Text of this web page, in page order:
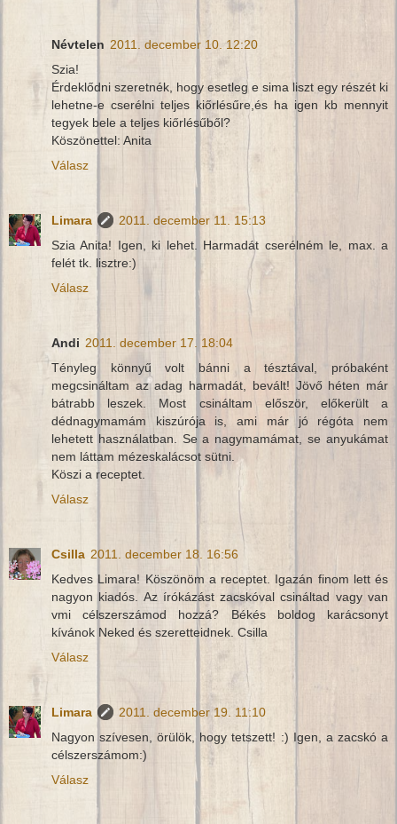
Névtelen 2011. december 10. 12:20
Szia!
Érdeklődni szeretnék, hogy esetleg e sima liszt egy részét ki
lehetne-e cserélni teljes kiőrlésűre,és ha igen kb mennyit
tegyek bele a teljes kiőrlésűből?
Köszönettel: Anita
Válasz
Limara
2011. december 11. 15:13
Szia Anita! Igen, ki lehet. Harmadát cserélném le, max. a
felét tk. lisztre:)
Válasz
Andi 2011. december 17. 18:04
Tényleg könnyű volt bánni a tésztával, próbaként
megcsináltam az adag harmadát, bevált! Jövő héten már
bátrabb leszek. Most csináltam először, előkerült a
dédnagymamám kiszúrója is, ami már jó régóta nem
lehetett használatban. Se a nagymamámat, se anyukámat
nem láttam mézeskalácsot sütni.
Köszi a receptet.
Válasz
Csilla 2011. december 18. 16:56
Kedves Limara! Köszönöm a receptet. Igazán finom lett és
nagyon kiadós. Az írókázást zacskóval csináltad vagy van
vmi célszerszámod hozzá? Békés boldog karácsonyt
kívánok Neked és szeretteidnek. Csilla
Válasz
Limara
2011. december 19. 11:10
Nagyon szívesen, örülök, hogy tetszett! :) Igen, a zacskó a
célszerszámom:)
Válasz